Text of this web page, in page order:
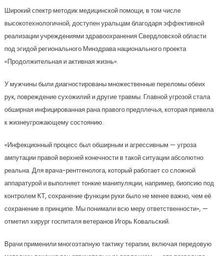
Широкий спектр методик медицинской помощи, в том числе
высокотехнологичной, доступен уральцам благодаря эффективной
реализации учреждениями здравоохранения Свердловской области
под эгидой регионального Минздрава национального проекта
«Продолжительная и активная жизнь».
У мужчины были диагностированы множественные переломы обеих
рук, повреждение сухожилий и другие травмы. Главной угрозой стала
обширная инфицированная рана правого предплечья, которая привела
к жизнеугрожающему состоянию.
«Инфекционный процесс был обширным и агрессивным — угроза
ампутации правой верхней конечности в такой ситуации абсолютно
реальна. Для врача-рентгенолога, который работает со сложной
аппаратурой и выполняет тонкие манипуляции, например, биопсию под
контролем КТ, сохранение функции руки было не менее важно, чем её
сохранение в принципе. Мы понимали всю меру ответственности», —
отметил хирург госпиталя ветеранов Игорь Ковальский.
Врачи применили многоэтапную тактику терапии, включая передовую